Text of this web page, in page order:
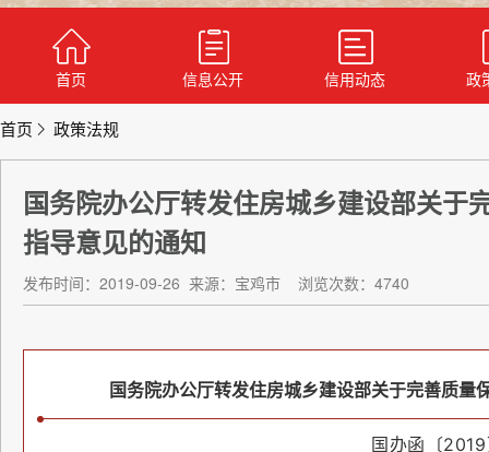
首页 信息公开 信用动态 政
首页 政策法规
国务院办公厅转发住房城乡建设部关于
指导意见的通知
发布时间：2019-09-26 来源：宝鸡市 浏览次数：4740
国务院办公厅转发住房城乡建设部关于完善质量
国办函〔